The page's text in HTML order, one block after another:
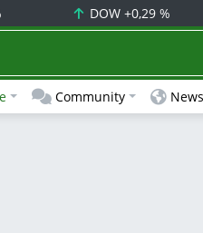
DOW+0,29 %
Community News